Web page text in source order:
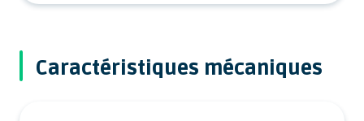
Caractéristiques mécaniques